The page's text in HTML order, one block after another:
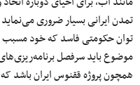
تمدن ایرانی بسیار ضروری
توان حکومتی فاسد که خود مسبب
موضوع باید سرفصل
همچون پروژه ققنوس ایران باشد